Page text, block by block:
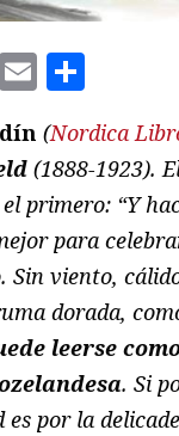
Telegram
Email
(Nordica
(1888-1923).
primero: “Y
para
Sin viento,
dorada,
leerse
. Si
por la